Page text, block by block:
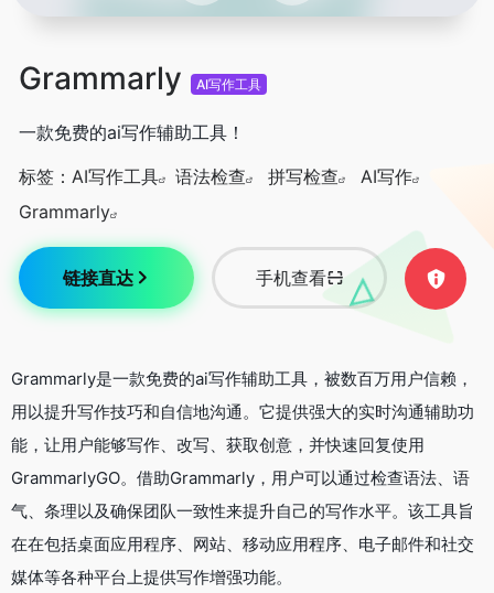
Grammarly AI写作工具
一款免费的ai写作辅助工具！
标签： AI写作工具 语法检查 拼写检查
AI写作
Grammarly
链接直达 手机查看
Grammarly是一款免费的ai写作辅助工具，被数百万用户信赖，
用以提升写作技巧和自信地沟通。它提供强大的实时沟通辅助功
能，让用户能够写作、改写、获取创意，并快速回复使用
GrammarlyGO。借助Grammarly，用户可以通过检查语法、语
气、条理以及确保团队一致性来提升自己的写作水平。该工具旨
在在包括桌面应用程序、网站、移动应用程序、电子邮件和社交
媒体等各种平台上提供写作增强功能。